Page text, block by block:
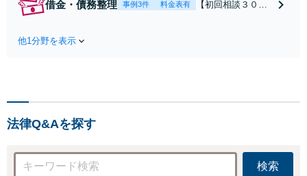
家や住宅ローンを
借金・債務整理 事例3件 料金表有
【初回相談３０分
任意整理・個人再
をご説明し、より
良い解決を目指し
他1分野を表示
法律Q&Aを探す
検索